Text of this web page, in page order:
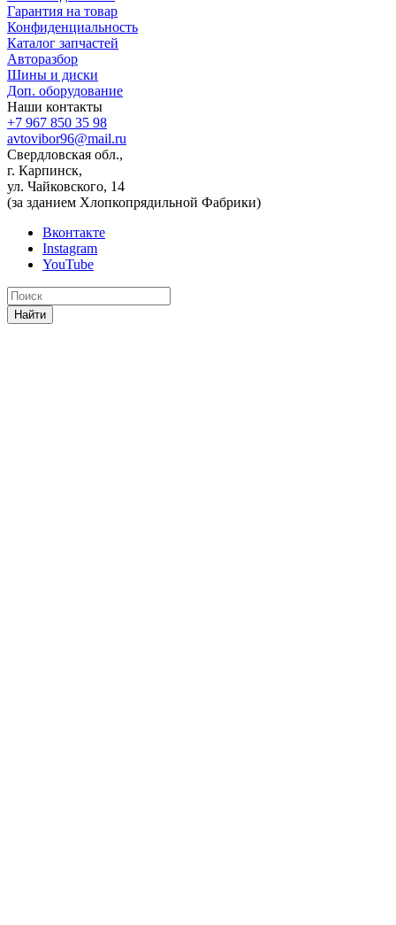
Гарантия на товар
Конфиденциальность
Каталог запчастей
Авторазбор
Шины и диски
Доп. оборудование
Наши контакты
+7 967 850 35 98
avtovibor96@mail.ru
Свердловская обл.,
г. Карпинск,
ул. Чайковского, 14
(за зданием Хлопкопрядильной Фабрики)
Вконтакте
Instagram
YouTube
Найти